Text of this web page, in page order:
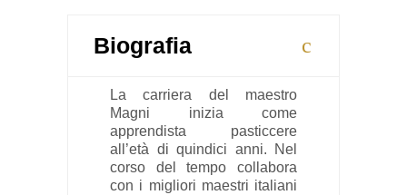
Biografia
La carriera del maestro
Magni inizia come
apprendista pasticcere
all’età di quindici anni. Nel
corso del tempo collabora
con i migliori maestri italiani